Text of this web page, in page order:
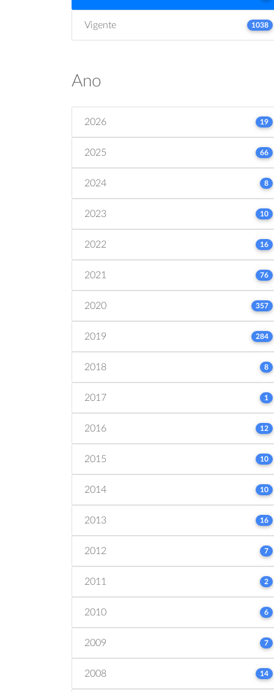
Vigente 1038
Ano
2026 19
2025 66
2024 8
2023 10
2022 16
2021 76
2020 357
2019 284
2018 8
2017 1
2016 12
2015 10
2014 10
2013 16
2012 7
2011 2
2010 6
2009 7
2008 14